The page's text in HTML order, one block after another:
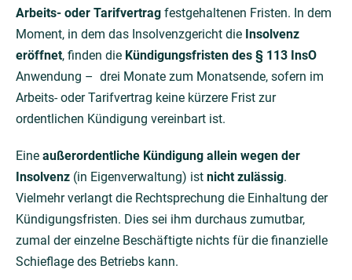
Arbeits- oder Tarifvertrag festgehaltenen Fristen. In dem
Moment, in dem das Insolvenzgericht die Insolvenz
eröffnet, finden die Kündigungsfristen des § 113 InsO
Anwendung – drei Monate zum Monatsende, sofern im
Arbeits- oder Tarifvertrag keine kürzere Frist zur
ordentlichen Kündigung vereinbart ist.
Eine außerordentliche Kündigung allein wegen der
Insolvenz (in Eigenverwaltung) ist nicht zulässig.
Vielmehr verlangt die Rechtsprechung die Einhaltung der
Kündigungsfristen. Dies sei ihm durchaus zumutbar,
zumal der einzelne Beschäftigte nichts für die finanzielle
Schieflage des Betriebs kann.